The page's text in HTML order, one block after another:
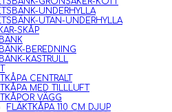
UNDERHYLLA
UTAN-UNDERHYLLA
SKÅP
BEREDNING
KASTRULL
CENTRALT
MED TILLLUFT
VÄGG
FLÄKTKÅPA 110 CM DJUP